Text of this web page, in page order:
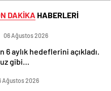
DAKİKA HABERLERİ
06 Ağustos 2026
6 aylık hedeflerini açıkladı.
gibi…
Ağustos 2026